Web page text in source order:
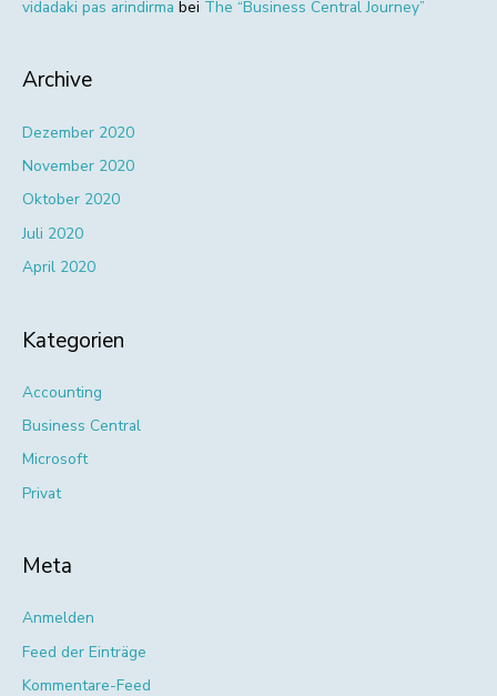
vidadaki pas arindirma bei The “Business Central Journey”
Archive
Dezember 2020
November 2020
Oktober 2020
Juli 2020
April 2020
Kategorien
Accounting
Business Central
Microsoft
Privat
Meta
Anmelden
Feed der Einträge
Kommentare-Feed